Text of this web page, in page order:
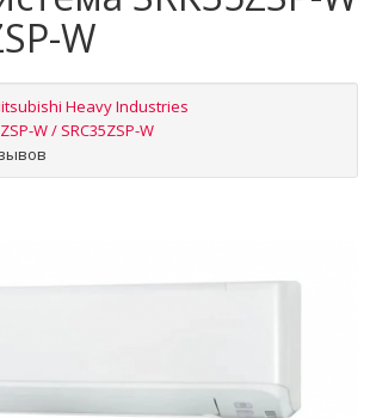
W
Heavy Industries
W / SRC35ZSP-W